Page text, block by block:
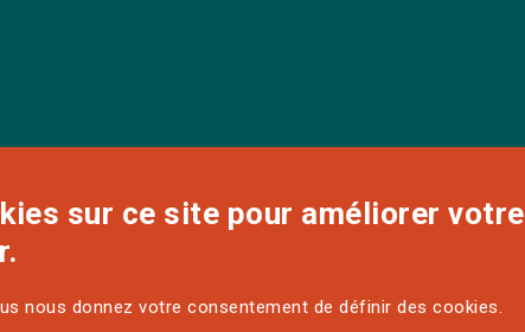
sur ce site pour améliorer votre
nous donnez votre consentement de définir des cookies.